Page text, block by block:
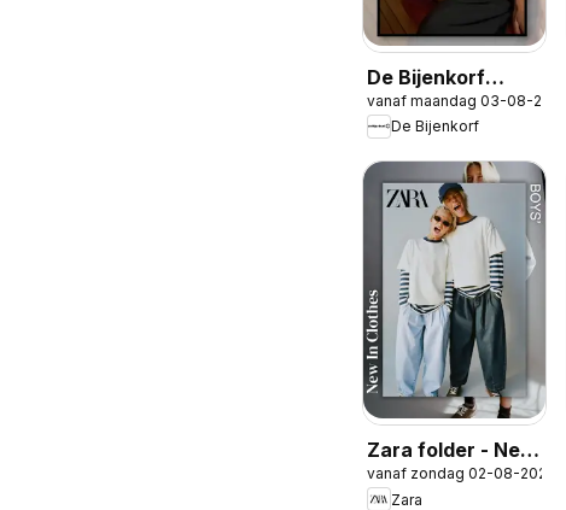
De Bijenkorf
folder
vanaf maandag 03-08-2026
De Bijenkorf
Zara folder - New
in Boys
vanaf zondag 02-08-2026
Zara